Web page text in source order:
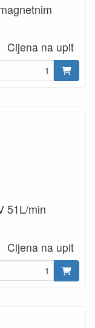
Cijena na upit
51L/min
Cijena na upit